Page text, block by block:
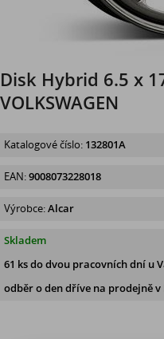
Disk Hybrid 6.5 x
VOLKSWAGEN
Katalogové číslo: 132801A
EAN:9008073228018
Výrobce:Alcar
Skladem
61 ksdo dvou pracovních dní u
odběr o den dříve na prodejně